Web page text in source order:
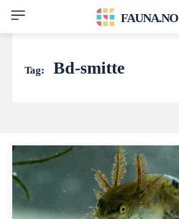
FAUNA.NO
Tag: Bd-smitte